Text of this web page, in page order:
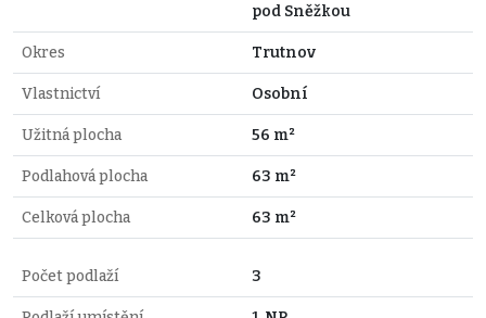
pod Sněžkou
Okres Trutnov
Vlastnictví Osobní
Užitná plocha 56 m²
Podlahová plocha 63 m²
Celková plocha 63 m²
Počet podlaží 3